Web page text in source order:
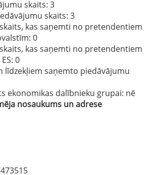
skaits: 3
skaits: 3
kas saņemti no pretendentiem
: 0
kas saņemti no pretendentiem
: 0
līdzekļiem saņemto piedāvājumu
ekonomikas dalībnieku grupai: nē
nosaukums un adrese